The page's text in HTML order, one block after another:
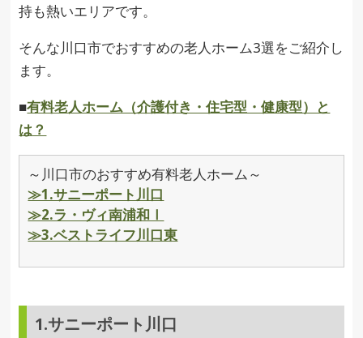
持も熱いエリアです。
そんな川口市でおすすめの老人ホーム3選をご紹介し
ます。
■有料老人ホーム（介護付き・住宅型・健康型）と
は？
～川口市のおすすめ有料老人ホーム～
≫1.サニーポート川口
≫2.ラ・ヴィ南浦和Ⅰ
≫3.ベストライフ川口東
1.サニーポート川口